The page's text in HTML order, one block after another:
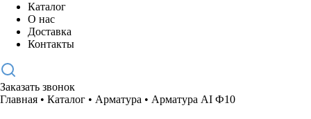
Каталог
О нас
Доставка
Контакты
Заказать звонок
Главная • Каталог • Арматура • Арматура АI Ф10